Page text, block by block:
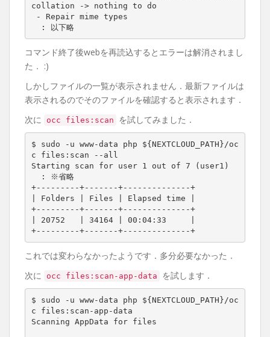
collation -> nothing to do
  : 以下略
コマンド終了後webを再読込するとエラーは解消されまし
た． :)
しかしファイルの一覧が表示されません．最新ファイルは
表示されるのでそのファイルを確認すると表示されます．
次に
occ files:scan を試してみました．
$ sudo -u www-data php ${NEXTCLOUD_PATH}/oc
c files:scan --all
Starting scan for user 1 out of 7 (user1)
+---------+-------+--------------+
| Folders | Files | Elapsed time |
+---------+-------+--------------+
| 20752   | 34164 | 00:04:33     |
+---------+-------+--------------+
これでは変わらなかったようです．多分必要なかった．
次に
occ files:scan-app-data を試します．
$ sudo -u www-data php ${NEXTCLOUD_PATH}/oc
c files:scan-app-data
Scanning AppData for files